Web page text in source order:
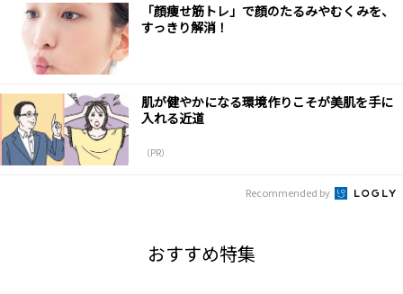
「顔痩せ筋トレ」で顔のたるみやむくみを、
すっきり解消！
肌が健やかになる環境作りこそが美肌を手に
入れる近道
（PR）
Recommended by
おすすめ特集